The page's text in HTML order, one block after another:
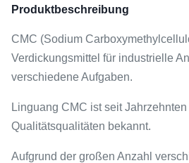
Produktbeschreibung
CMC (Sodium
Verdickungsmittel für industrielle
verschiedene Aufgaben.
Linguang CMC ist seit
Qualitätsqualitäten bekannt.
Aufgrund der großen Anzahl